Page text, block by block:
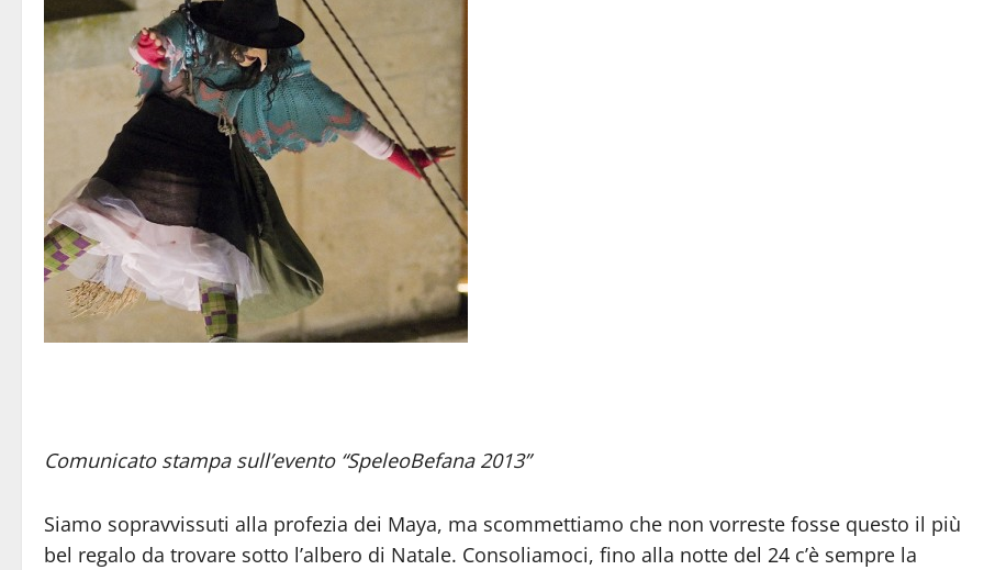
Comunicato stampa sull’evento “SpeleoBefana 2013”
Siamo sopravvissuti alla profezia dei Maya, ma scommettiamo che non vorreste fosse questo il più
bel regalo da trovare sotto l’albero di Natale. Consoliamoci, fino alla notte del 24 c’è sempre la